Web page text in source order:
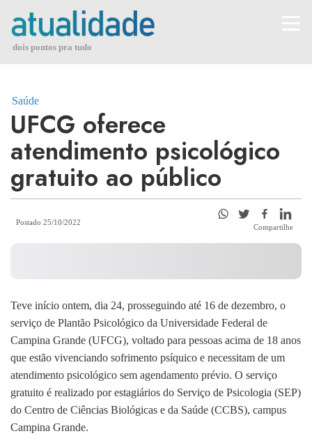
contentdois pontos pra tudo
Saúde
UFCG oferece
atendimento psicológico
gratuito ao público
Postado 25/10/2022
Compartilhe
Teve início ontem, dia 24, prosseguindo até 16 de dezembro, o
serviço de Plantão Psicológico da Universidade Federal de
Campina Grande (UFCG), voltado para pessoas acima de 18 anos
que estão vivenciando sofrimento psíquico e necessitam de um
atendimento psicológico sem agendamento prévio. O serviço
gratuito é realizado por estagiários do Serviço de Psicologia (SEP)
do Centro de Ciências Biológicas e da Saúde (CCBS), campus
Campina Grande.